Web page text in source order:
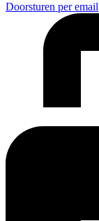
Doorsturen per email